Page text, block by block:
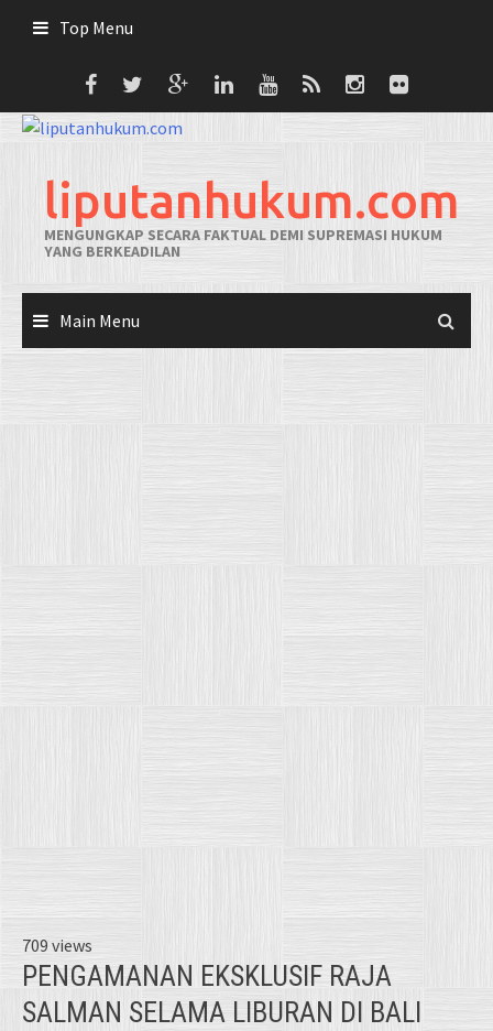
Top Menu
liputanhukum.com
MENGUNGKAP SECARA FAKTUAL DEMI SUPREMASI HUKUM
YANG BERKEADILAN
Main Menu
709 views
PENGAMANAN EKSKLUSIF RAJA
SALMAN SELAMA LIBURAN DI BALI